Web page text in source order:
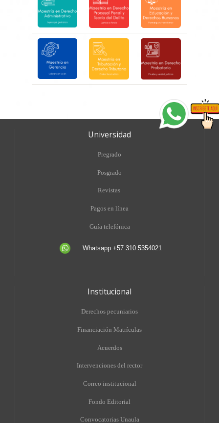
Universidad
Pregrado
Posgrado
Revistas
Pagos en línea
Guía telefónica
Whatsapp +57 310 5354021
Institucional
Derechos pecuniarios
Financiación Matrículas
Acuerdos
Intervenciones del rector
Correo institucional
Fondo Editorial
Convocatorias Unaula